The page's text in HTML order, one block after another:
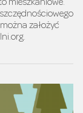
mieszkaniowe.
założyć